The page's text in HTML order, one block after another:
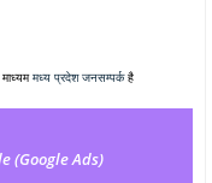
माध्यममध्य प्रदेश जनसम्पर्कहै
(Google Ads)